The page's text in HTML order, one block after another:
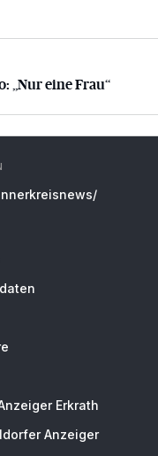
eine Frau“
„Nur eine Frau“
Erkrath
Anzeiger